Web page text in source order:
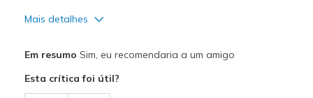
Mais detalhes
Comfortable
Em resumo Sim, eu recomendaria a um amigo
Esta crítica foi útil?